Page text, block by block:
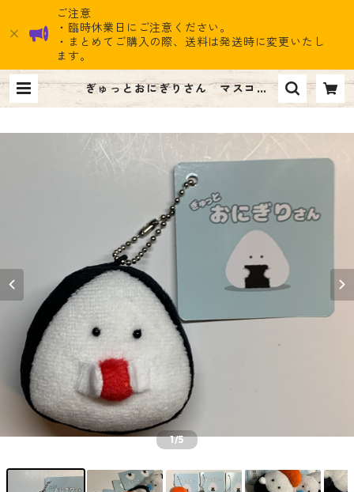
ご注意
・臨時休業日にご注意ください。
・まとめてご購入の際、送料は発送時に変更いたし
ます。
ぎゅっとおにぎりさん マスコッ
ト うめ 880円 | ナイン雑貨スト
1/5